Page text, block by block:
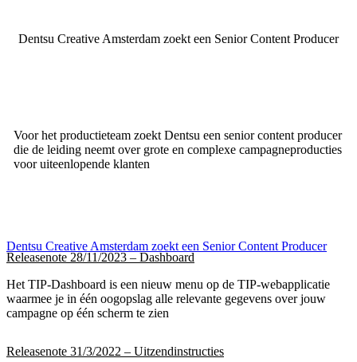
Dentsu Creative Amsterdam zoekt een Senior Content Producer
Voor het productieteam zoekt Dentsu een senior content producer
die de leiding neemt over grote en complexe campagneproducties
voor uiteenlopende klanten
Dentsu Creative Amsterdam zoekt een Senior Content Producer
Releasenote 28/11/2023 – Dashboard
Het TIP-Dashboard is een nieuw menu op de TIP-webapplicatie
waarmee je in één oogopslag alle relevante gegevens over jouw
campagne op één scherm te zien
Releasenote 31/3/2022 – Uitzendinstructies